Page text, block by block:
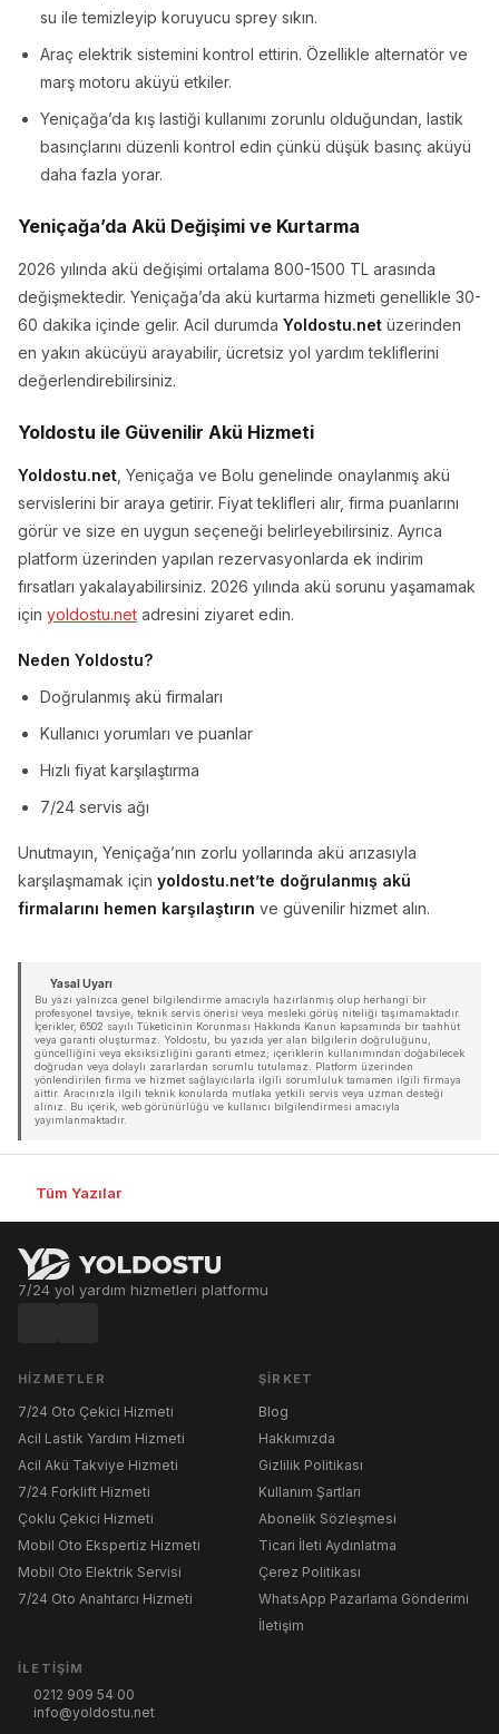
su ile temizleyip koruyucu sprey sıkın.
Araç elektrik sistemini kontrol ettirin. Özellikle alternatör ve
marş motoru aküyü etkiler.
Yeniçağa’da kış lastiği kullanımı zorunlu olduğundan, lastik
basınçlarını düzenli kontrol edin çünkü düşük basınç aküyü
daha fazla yorar.
Yeniçağa’da Akü Değişimi ve Kurtarma
2026 yılında akü değişimi ortalama 800-1500 TL arasında
değişmektedir. Yeniçağa’da akü kurtarma hizmeti genellikle 30-
60 dakika içinde gelir. Acil durumda Yoldostu.net üzerinden
en yakın akücüyü arayabilir, ücretsiz yol yardım tekliflerini
değerlendirebilirsiniz.
Yoldostu ile Güvenilir Akü Hizmeti
Yoldostu.net , Yeniçağa ve Bolu genelinde onaylanmış akü
servislerini bir araya getirir. Fiyat teklifleri alır, firma puanlarını
görür ve size en uygun seçeneği belirleyebilirsiniz. Ayrıca
platform üzerinden yapılan rezervasyonlarda ek indirim
fırsatları yakalayabilirsiniz. 2026 yılında akü sorunu yaşamamak
için yoldostu.net adresini ziyaret edin.
Neden Yoldostu?
Doğrulanmış akü firmaları
Kullanıcı yorumları ve puanlar
Hızlı fiyat karşılaştırma
7/24 servis ağı
Unutmayın, Yeniçağa’nın zorlu yollarında akü arızasıyla
karşılaşmamak için yoldostu.net’te doğrulanmış akü
firmalarını hemen karşılaştırın ve güvenilir hizmet alın.
Yasal Uyarı
Bu yazı yalnızca genel bilgilendirme amacıyla hazırlanmış olup herhangi bir
profesyonel tavsiye, teknik servis önerisi veya mesleki görüş niteliği taşımamaktadır.
İçerikler, 6502 sayılı Tüketicinin Korunması Hakkında Kanun kapsamında bir taahhüt
veya garanti oluşturmaz. Yoldostu, bu yazıda yer alan bilgilerin doğruluğunu,
güncelliğini veya eksiksizliğini garanti etmez; içeriklerin kullanımından doğabilecek
doğrudan veya dolaylı zararlardan sorumlu tutulamaz. Platform üzerinden
yönlendirilen firma ve hizmet sağlayıcılarla ilgili sorumluluk tamamen ilgili firmaya
aittir. Aracınızla ilgili teknik konularda mutlaka yetkili servis veya uzman desteği
alınız. Bu içerik, web görünürlüğü ve kullanıcı bilgilendirmesi amacıyla
yayımlanmaktadır.
Tüm Yazılar
7/24 yol yardım hizmetleri platformu
HIZMETLER
7/24 Oto Çekici Hizmeti
Acil Lastik Yardım Hizmeti
Acil Akü Takviye Hizmeti
7/24 Forklift Hizmeti
Çoklu Çekici Hizmeti
Mobil Oto Ekspertiz Hizmeti
Mobil Oto Elektrik Servisi
7/24 Oto Anahtarcı Hizmeti
ŞIRKET
Blog
Hakkımızda
Gizlilik Politikası
Kullanım Şartları
Abonelik Sözleşmesi
Ticari İleti Aydınlatma
Çerez Politikası
WhatsApp Pazarlama Gönderimi
İletişim
İLETIŞIM
0212 909 54 00
info@yoldostu.net